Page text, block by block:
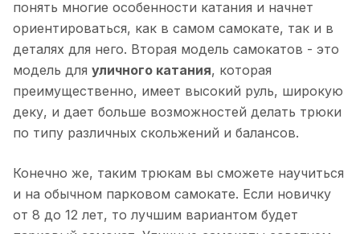
понять многие особенности катания и начнет
ориентироваться, как в самом самокате, так и в
деталях для него. Вторая модель самокатов - это
модель для уличного катания, которая
преимущественно, имеет высокий руль, широкую
деку, и дает больше возможностей делать трюки
по типу различных скольжений и балансов.
Конечно же, таким трюкам вы сможете научиться
и на обычном парковом самокате. Если новичку
от 8 до 12 лет, то лучшим вариантом будет